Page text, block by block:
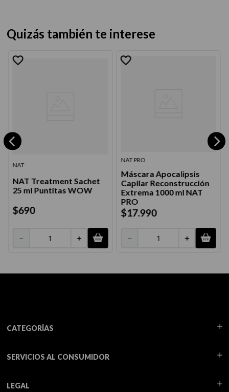
Quizás también te interese
NAT
NAT Treatment Sachet
25 ml Puntitas WOW
$690
＋
－
NAT PRO
Máscara Apocalipsis
Capilar Reconstrucción
Extrema 1000 ml NAT
PRO
$17.990
＋
－
CATEGORÍAS
SERVICIOS AL CONSUMIDOR
LEGAL